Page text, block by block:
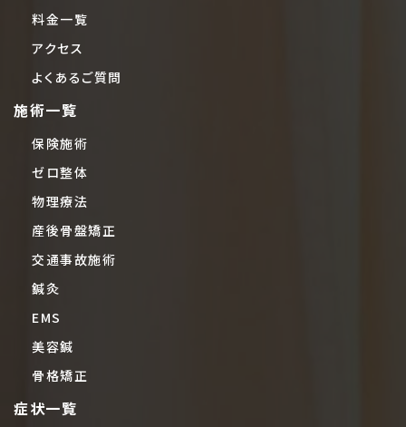
料金一覧
アクセス
よくあるご質問
施術一覧
保険施術
ゼロ整体
物理療法
産後骨盤矯正
交通事故施術
鍼灸
EMS
美容鍼
骨格矯正
症状一覧